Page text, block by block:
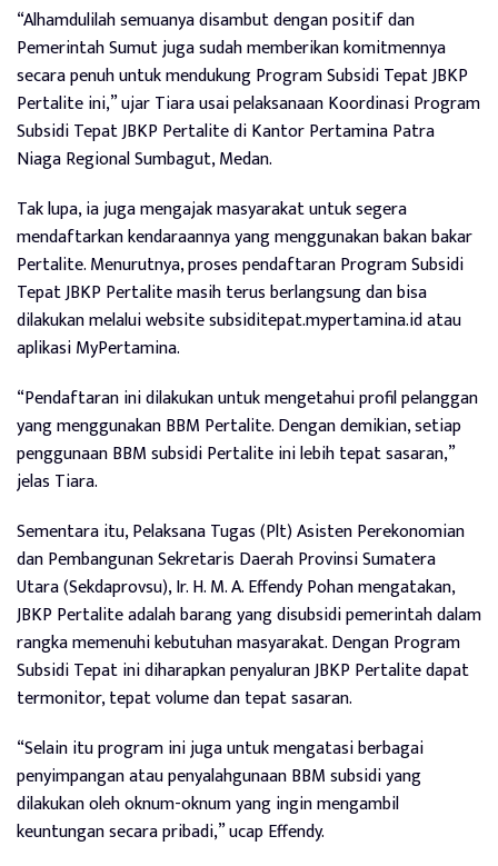
“Alhamdulilah semuanya disambut dengan positif dan
Pemerintah Sumut juga sudah memberikan komitmennya
secara penuh untuk mendukung Program Subsidi Tepat JBKP
Pertalite ini,” ujar Tiara usai pelaksanaan Koordinasi Program
Subsidi Tepat JBKP Pertalite di Kantor Pertamina Patra
Niaga Regional Sumbagut, Medan.
Tak lupa, ia juga mengajak masyarakat untuk segera
mendaftarkan kendaraannya yang menggunakan bakan bakar
Pertalite. Menurutnya, proses pendaftaran Program Subsidi
Tepat JBKP Pertalite masih terus berlangsung dan bisa
dilakukan melalui website subsiditepat.mypertamina.id atau
aplikasi MyPertamina.
“Pendaftaran ini dilakukan untuk mengetahui profil pelanggan
yang menggunakan BBM Pertalite. Dengan demikian, setiap
penggunaan BBM subsidi Pertalite ini lebih tepat sasaran,”
jelas Tiara.
Sementara itu, Pelaksana Tugas (Plt) Asisten Perekonomian
dan Pembangunan Sekretaris Daerah Provinsi Sumatera
Utara (Sekdaprovsu), Ir. H. M. A. Effendy Pohan mengatakan,
JBKP Pertalite adalah barang yang disubsidi pemerintah dalam
rangka memenuhi kebutuhan masyarakat. Dengan Program
Subsidi Tepat ini diharapkan penyaluran JBKP Pertalite dapat
termonitor, tepat volume dan tepat sasaran.
“Selain itu program ini juga untuk mengatasi berbagai
penyimpangan atau penyalahgunaan BBM subsidi yang
dilakukan oleh oknum-oknum yang ingin mengambil
keuntungan secara pribadi,” ucap Effendy.